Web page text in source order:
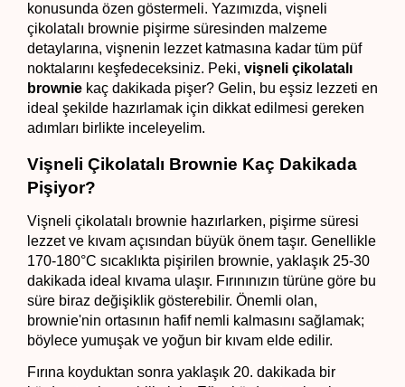
konusunda özen göstermeli. Yazımızda, vişneli
çikolatalı brownie pişirme süresinden malzeme
detaylarına, vişnenin lezzet katmasına kadar tüm püf
noktalarını keşfedeceksiniz. Peki, vişneli çikolatalı
brownie kaç dakikada pişer? Gelin, bu eşsiz lezzeti en
ideal şekilde hazırlamak için dikkat edilmesi gereken
adımları birlikte inceleyelim.
Vişneli Çikolatalı Brownie Kaç Dakikada
Pişiyor?
Vişneli çikolatalı brownie hazırlarken, pişirme süresi
lezzet ve kıvam açısından büyük önem taşır. Genellikle
170-180°C sıcaklıkta pişirilen brownie, yaklaşık 25-30
dakikada ideal kıvama ulaşır. Fırınınızın türüne göre bu
süre biraz değişiklik gösterebilir. Önemli olan,
brownie'nin ortasının hafif nemli kalmasını sağlamak;
böylece yumuşak ve yoğun bir kıvam elde edilir.
Fırına koyduktan sonra yaklaşık 20. dakikada bir